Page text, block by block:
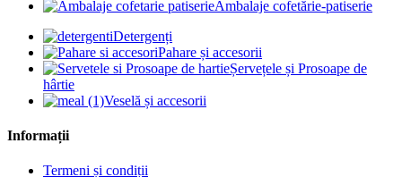
Ambalaje cofetărie-patiserie
Detergenți
Pahare și accesorii
Șervețele și Prosoape de
hârtie
Veselă și accesorii
Informații
Termeni și condiții